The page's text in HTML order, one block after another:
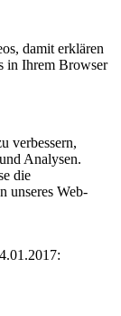
damit erklären
in Ihrem Browser
verbessern,
Analysen.
die
unseres Web-